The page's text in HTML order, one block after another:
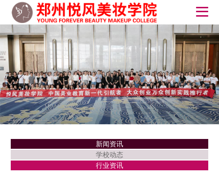
新闻资讯
学校动态
行业资讯